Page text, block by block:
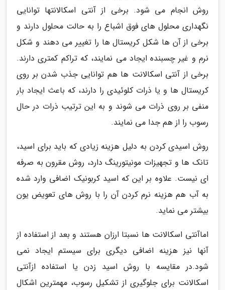
روش انجام می شود. برخی از آنتی اسکالانتها توانایی
نگهداری محلول های فوق اشباع را به حالت محلول دارند و
برخی از آن ها شکل کریستال ها را تغییر می دهند و شکل
نرم و غیر چسبنده ایجاد می نمایند، که تراکم کمتری دارند.
برخی از آنتی اسکالانت ها هم توانایی جذب شدن بر روی
کریستال ها و یا ذرات کلوئیدی را دارند، که باعث ایجاد بار
منفی بر روی ذرات می شوند و به این ترتیب ذرات در حال
رسوب را از هم جدا می نمایند.
روش اسیدی کردن به دلیل هزینه زیادی که باید برای اسید،
تانک ها و تجهیزات مونیتورینگ دارد، روش مقرون به صرفه
ای نیست. علاوه بر این که اسید کربونیک اضافی وارد شده
به آب هم هزینه نرم کردن آن را با روش های تعویض یون
بیشتر می نماید.
اماآنتی اسکالانت ها نسبتا ارزان هستند و بعد از استفاده از
آنها نیز هزینه اضافی دیگری برای سیستم ایجاد نمی
شود.در مقایسه با روش اسید زدن یا استفاده ازآنتی
اسکالانت برای جلوگیری از تشکیل رسوب، مهمترین اشکال